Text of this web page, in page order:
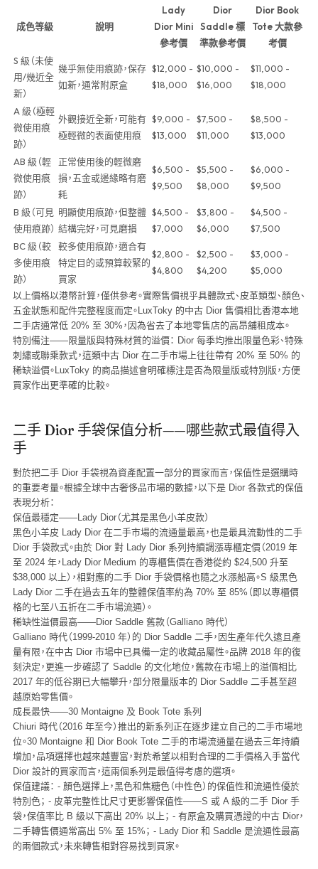
成色等級 說明
Lady
Dior Mini
參考價
Dior
Saddle 標
準款參考價
Dior Book
Tote 大款參
考價
S 級（未使
用/幾近全
新）
幾乎無使用痕跡，保存
如新，通常附原盒
$12,000 -
$18,000
$10,000 -
$16,000
$11,000 -
$18,000
A 級（極輕
微使用痕
跡）
外觀接近全新，可能有
極輕微的表面使用痕
$9,000 -
$13,000
$7,500 -
$11,000
$8,500 -
$13,000
AB 級（輕
微使用痕
跡）
正常使用後的輕微磨
損，五金或邊緣略有磨
耗
$6,500 -
$9,500
$5,500 -
$8,000
$6,000 -
$9,500
B 級（可見
使用痕跡）
明顯使用痕跡，但整體
結構完好，可見磨損
$4,500 -
$7,000
$3,800 -
$6,000
$4,500 -
$7,500
BC 級（較
多使用痕
跡）
較多使用痕跡，適合有
特定目的或預算較緊的
買家
$2,800 -
$4,800
$2,500 -
$4,200
$3,000 -
$5,000
以上價格以港幣計算，僅供參考。實際售價視乎具體款式、皮革類型、顏色、
五金狀態和配件完整程度而定。LuxToky 的中古 Dior 售價相比香港本地
二手店通常低 20% 至 30%，因為省去了本地零售店的高昂舖租成本。
特別備注——限量版與特殊材質的溢價： Dior 每季均推出限量色彩、特殊
刺繡或聯乘款式，這類中古 Dior 在二手市場上往往帶有 20% 至 50% 的
稀缺溢價。LuxToky 的商品描述會明確標注是否為限量版或特別版，方便
買家作出更準確的比較。
二手 Dior 手袋保值分析——哪些款式最值得入
手
對於把二手 Dior 手袋視為資產配置一部分的買家而言，保值性是選購時
的重要考量。根據全球中古奢侈品市場的數據，以下是 Dior 各款式的保值
表現分析：
保值最穩定——Lady Dior（尤其是黑色小羊皮款）
黑色小羊皮 Lady Dior 在二手市場的流通量最高，也是最具流動性的二手
Dior 手袋款式。由於 Dior 對 Lady Dior 系列持續調漲專櫃定價（2019 年
至 2024 年，Lady Dior Medium 的專櫃售價在香港從約 $24,500 升至
$38,000 以上），相對應的二手 Dior 手袋價格也隨之水漲船高。S 級黑色
Lady Dior 二手在過去五年的整體保值率約為 70% 至 85%（即以專櫃價
格的七至八五折在二手市場流通）。
稀缺性溢價最高——Dior Saddle 舊款（Galliano 時代）
Galliano 時代（1999-2010 年）的 Dior Saddle 二手，因生產年代久遠且產
量有限，在中古 Dior 市場中已具備一定的收藏品屬性。品牌 2018 年的復
刻決定，更進一步確認了 Saddle 的文化地位，舊款在市場上的溢價相比
2017 年的低谷期已大幅攀升，部分限量版本的 Dior Saddle 二手甚至超
越原始零售價。
成長最快——30 Montaigne 及 Book Tote 系列
Chiuri 時代（2016 年至今）推出的新系列正在逐步建立自己的二手市場地
位。30 Montaigne 和 Dior Book Tote 二手的市場流通量在過去三年持續
增加，品項選擇也越來越豐富，對於希望以相對合理的二手價格入手當代
Dior 設計的買家而言，這兩個系列是最值得考慮的選項。
保值建議： - 顏色選擇上，黑色和焦糖色（中性色）的保值性和流通性優於
特別色； - 皮革完整性比尺寸更影響保值性——S 或 A 級的二手 Dior 手
袋，保值率比 B 級以下高出 20% 以上； - 有原盒及購買憑證的中古 Dior，
二手轉售價通常高出 5% 至 15%； - Lady Dior 和 Saddle 是流通性最高
的兩個款式，未來轉售相對容易找到買家。